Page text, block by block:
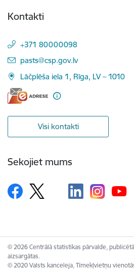
Kontakti
+371 80000098
E-pasts:
pasts@csp.gov.lv
Lāčplēša iela 1, Rīga, LV – 1010
Visi kontakti
Sekojiet mums
© 2026 Centrālā statistikas pārvalde,
aizsargātas.
© 2020 Valsts kanceleja, Tīmekļvietņu